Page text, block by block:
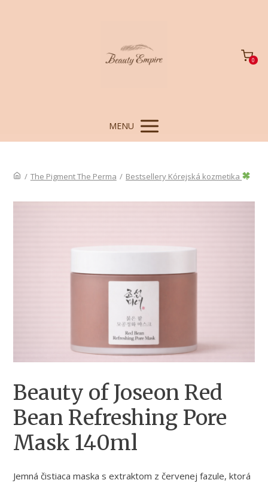
0
MENU
/ The Pigment The Perma / Bestsellery Kórejská kozmetika
Beauty of Joseon Red
Bean Refreshing Pore
Mask 140ml
Jemná čistiaca maska s extraktom z červenej fazule, ktorá